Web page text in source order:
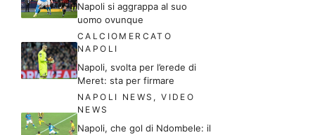
Napoli si aggrappa al suo
uomo ovunque
CALCIOMERCATO
NAPOLI
Napoli, svolta per l’erede di
Meret: sta per firmare
NAPOLI NEWS ,VIDEO
NEWS
Napoli, che gol di Ndombele: il